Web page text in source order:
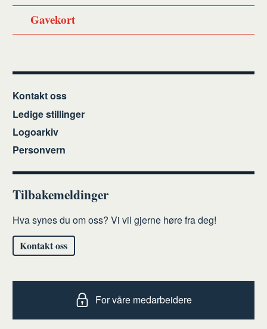
Gavekort
Kontakt oss
Ledige stillinger
Logoarkiv
Personvern
Tilbakemeldinger
Hva synes du om oss? Vi vil gjerne høre fra deg!
Kontakt oss
For våre medarbeidere